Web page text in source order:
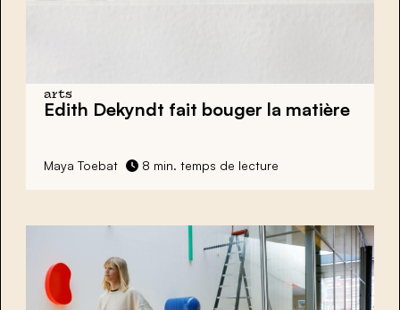
arts
Edith Dekyndt fait bouger la matière
Maya Toebat 8 min. temps de lecture